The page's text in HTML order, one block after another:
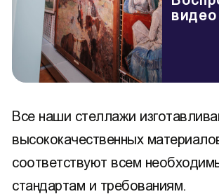
видео
Все наши стеллажи
высококачественных
соответствуют всем
стандартам и требованиям.